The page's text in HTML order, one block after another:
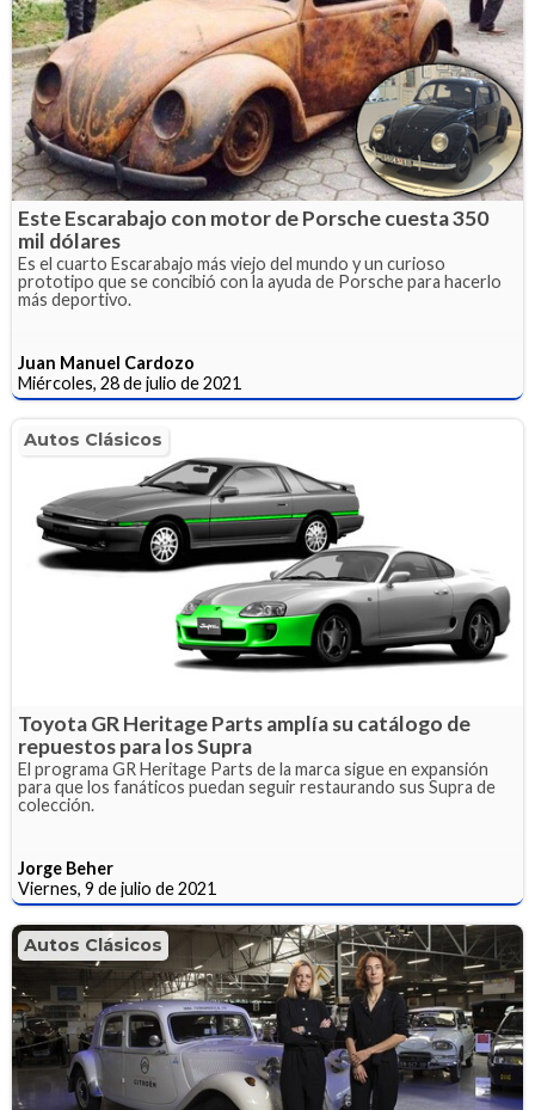
Este Escarabajo con motor de Porsche cuesta 350
mil dólares
Es el cuarto Escarabajo más viejo del mundo y un curioso
prototipo que se concibió con la ayuda de Porsche para hacerlo
más deportivo.
Juan Manuel Cardozo
Miércoles, 28 de julio de 2021
Autos Clásicos
Toyota GR Heritage Parts amplía su catálogo de
repuestos para los Supra
El programa GR Heritage Parts de la marca sigue en expansión
para que los fanáticos puedan seguir restaurando sus Supra de
colección.
Jorge Beher
Viernes, 9 de julio de 2021
Autos Clásicos